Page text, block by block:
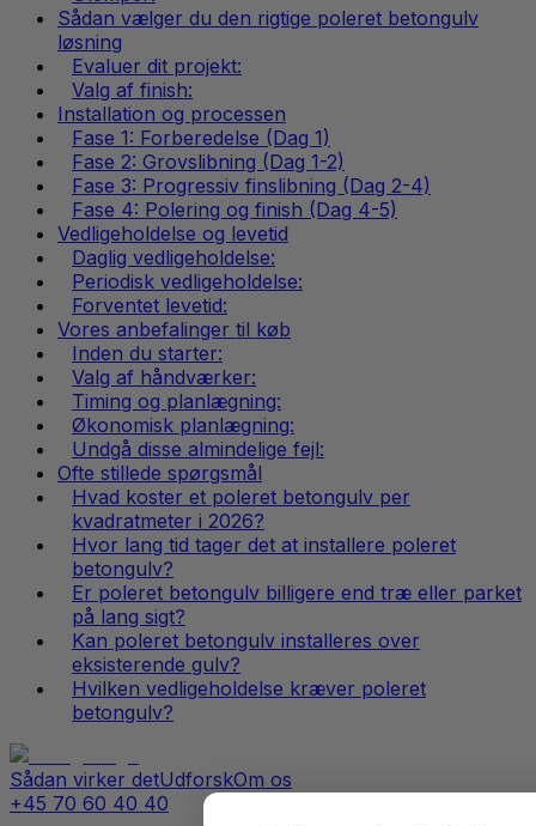
Sådan vælger du den rigtige poleret betongulv
løsning
Evaluer dit projekt:
Valg af finish:
Installation og processen
Fase 1: Forberedelse (Dag 1)
Fase 2: Grovslibning (Dag 1-2)
Fase 3: Progressiv finslibning (Dag 2-4)
Fase 4: Polering og finish (Dag 4-5)
Vedligeholdelse og levetid
Daglig vedligeholdelse:
Periodisk vedligeholdelse:
Forventet levetid:
Vores anbefalinger til køb
Inden du starter:
Valg af håndværker:
Timing og planlægning:
Økonomisk planlægning:
Undgå disse almindelige fejl:
Ofte stillede spørgsmål
Hvad koster et poleret betongulv per
kvadratmeter i 2026?
Hvor lang tid tager det at installere poleret
betongulv?
Er poleret betongulv billigere end træ eller parket
på lang sigt?
Kan poleret betongulv installeres over
eksisterende gulv?
Hvilken vedligeholdelse kræver poleret
betongulv?
Sådan virker detUdforskOm os
+45 70 60 40 40